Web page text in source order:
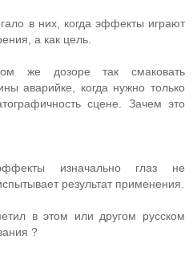
в них, когда эффекты играют
а как цель.
же дозоре так смаковать
аварийке, когда нужно только
сцене. Зачем это
изначально глаз не
результат применения.
в этом или другом русском
?